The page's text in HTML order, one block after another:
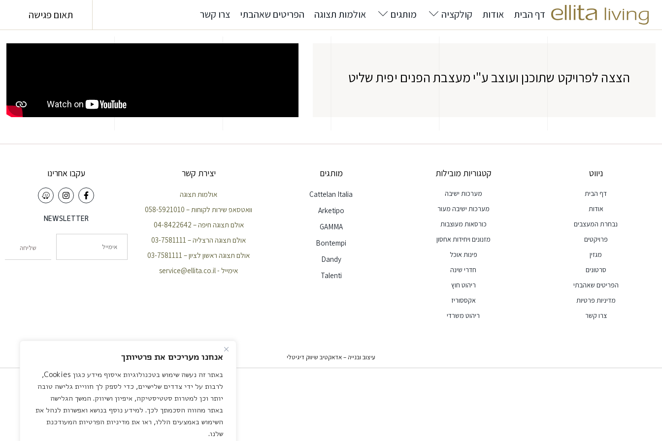
אנחנו מעריכים את פרטיותך
באתר זה נעשה שימוש בטכנולוגיות איסוף מידע כגון Cookies,
לרבות על ידי צדדים שלישיים, כדי לספק לך חוויית גלישה טובה
יותר וכן למטרות סטטיסטיקה, איפיון ושיווק. המשך הגלישה
באתר מהווה הסכמתך לכך. למידע נוסף בנושא ואפשרות לנהל את
השימוש באמצעים הללו, ראו את מדיניות הפרטיות המעודכנת
שלנו.
דף הבית אודות קולקציה מותגים אולמות תצוגה הפריטים שאהבתי צרו קשר תאום פגישה
הצצה לפרויקט שתוכנן ועוצב ע"י מעצבת הפנים יפית שליט
ניווט
דף הבית
אודות
נבחרת המעצבים
פרויקטים
מגזין
סרטונים
הפריטים שאהבתי
מדיניות פרטיות
צרו קשר
קטגוריות מובילות
מערכות ישיבה
מערכות ישיבה מעור
כורסאות מעוצבות
מזנונים ויחידות אחסון
פינות אוכל
חדרי שינה
ריהוט חוץ
אקססוריז
ריהוט משרדי
מותגים
Cattelan Italia
Arketipo
GAMMA
Bontempi
Dandy
Talenti
יצירת קשר
אולמות תצוגה
וואטסאפ שירות לקוחות – 058-5921010
אולם תצוגה חיפה – 04-8422642
אולם תצוגה הרצליה – 03-7581111
אולם תצוגה ראשון לציון – 03-7581111
אימייל - service@ellita.co.il
עקבו אחרינו
NEWSLETTER
שליחה
עיצוב ובנייה – אדאקטיב שיווק דיגיטלי